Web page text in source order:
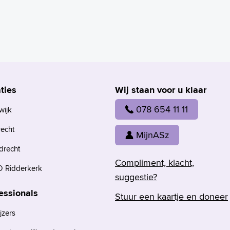
Wij staan voor u klaar
078 654 11 11
MijnASz
Compliment, klacht,
suggestie?
Stuur een kaartje en doneer
Ridderkerk